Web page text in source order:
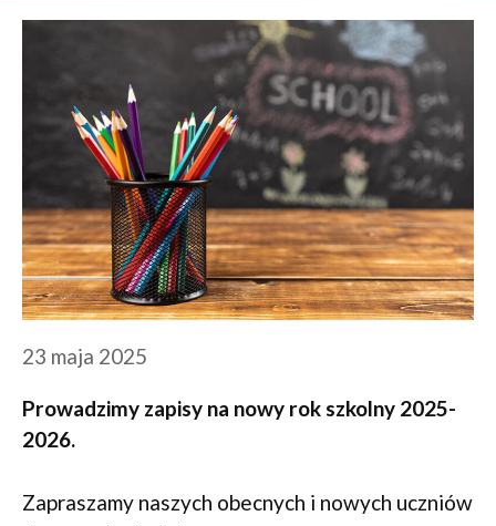
23 maja 2025
Prowadzimy zapisy na nowy rok szkolny 2025-
2026.
Zapraszamy naszych obecnych i nowych uczniów